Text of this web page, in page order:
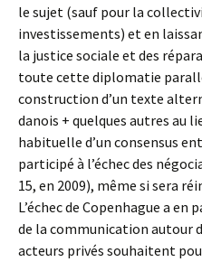
le sujet (sauf pour la
investissements) et en
la justice sociale et des
toute cette diplomatie
construction d’un texte
danois + quelques autres au
habituelle d’un consensus
participé à l’échec des
15, en 2009), même si sera
L’échec de Copenhague a
de la communication autour
acteurs privés souhaitent